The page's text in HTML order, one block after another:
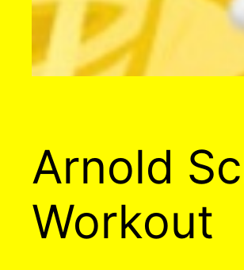
Arnold
Workout